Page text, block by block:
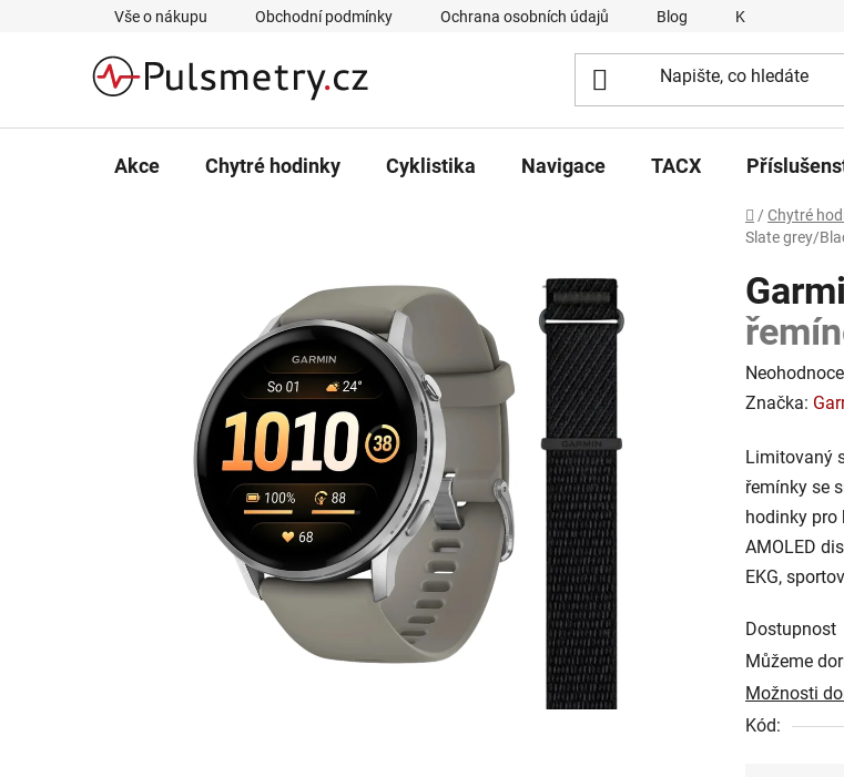
Vše o nákupu Obchodní podmínky Ochrana osobních údajů Blog Kontakty
Akce Chytré hodinky Cyklistika Navigace TACX
Domů
/ Chytré
Slate grey/
Průměrné
hodnocení
je
0,0
z
5
hvězdiček.
Značka:
Limitovaný
řemínky se
hodinky pro
AMOLED
EKG,
Dostupnost
Můžeme
Možnosti
Kód: